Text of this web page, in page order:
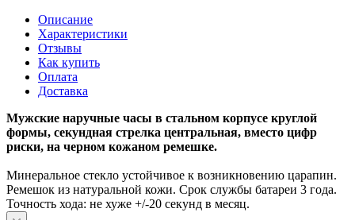
Описание
Характеристики
Отзывы
Как купить
Оплата
Доставка
Мужские наручные часы в стальном корпусе круглой
формы, секундная стрелка центральная, вместо цифр
риски, на черном кожаном ремешке.
Минеральное стекло устойчивое к возникновению царапин.
Ремешок из натуральной кожи. Срок службы батареи 3 года.
Точность хода: не хуже +/-20 секунд в месяц.